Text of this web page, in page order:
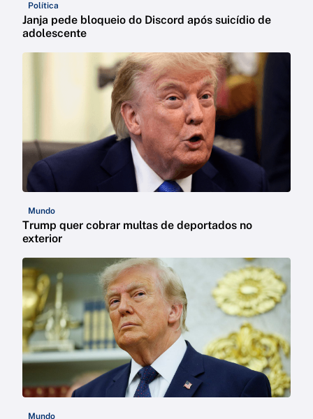
Política
Janja pede bloqueio do Discord após suicídio de
adolescente
Mundo
Trump quer cobrar multas de deportados no
exterior
Mundo